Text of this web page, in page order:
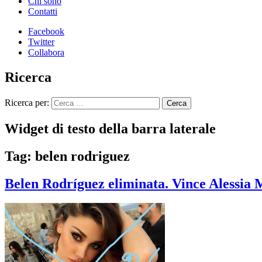
Contatti
Facebook
Twitter
Collabora
Ricerca
Ricerca per:
Widget di testo della barra laterale
Tag: belen rodriguez
Belen Rodríguez eliminata. Vince Alessia